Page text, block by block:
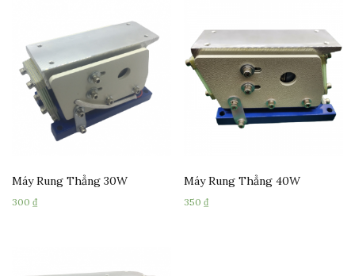
Máy Rung Thẳng 30W
300 ₫
Máy Rung Thẳng 40W
350₫